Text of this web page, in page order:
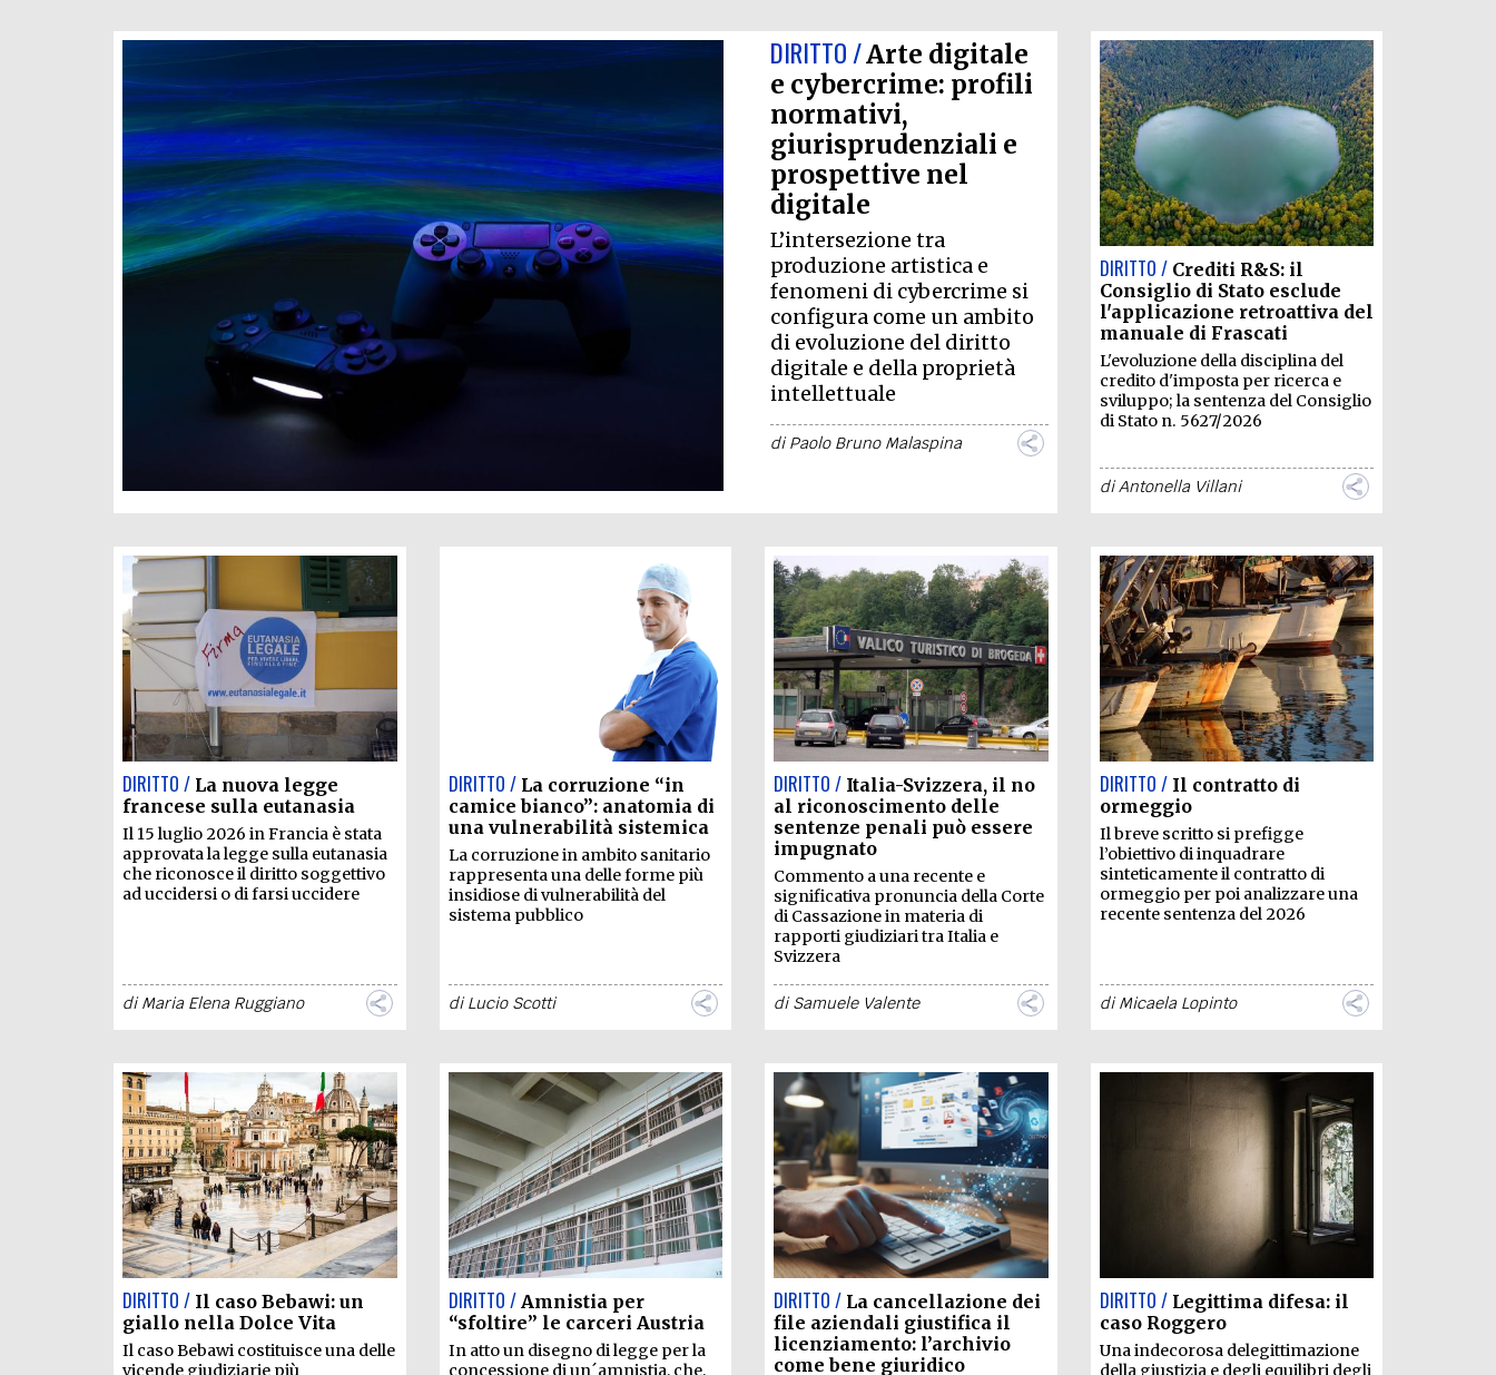
DIRITTO /Arte digitale
e cybercrime: profili
normativi,
giurisprudenziali e
prospettive nel
digitale
L’intersezione tra
produzione artistica e
fenomeni di cybercrime si
configura come un ambito
di evoluzione del diritto
digitale e della proprietà
intellettuale
diPaolo Bruno Malaspina
DIRITTO / Crediti R&S: il
Consiglio di Stato esclude
l'applicazione retroattiva del
manuale di Frascati
L'evoluzione della disciplina del
credito d'imposta per ricerca e
sviluppo; la sentenza del Consiglio
di Stato n. 5627/2026
diAntonella Villani
DIRITTO / La nuova legge
francese sulla eutanasia
Il 15 luglio 2026 in Francia è stata
approvata la legge sulla eutanasia
che riconosce il diritto soggettivo
ad uccidersi o di farsi uccidere
diMaria Elena Ruggiano
DIRITTO / La corruzione “in
camice bianco”: anatomia di
una vulnerabilità sistemica
La corruzione in ambito sanitario
rappresenta una delle forme più
insidiose di vulnerabilità del
sistema pubblico
diLucio Scotti
DIRITTO / Italia-Svizzera, il no
al riconoscimento delle
sentenze penali può essere
impugnato
Commento a una recente e
significativa pronuncia della Corte
di Cassazione in materia di
rapporti giudiziari tra Italia e
Svizzera
diSamuele Valente
DIRITTO / Il contratto di
ormeggio
Il breve scritto si prefigge
l’obiettivo di inquadrare
sinteticamente il contratto di
ormeggio per poi analizzare una
recente sentenza del 2026
diMicaela Lopinto
DIRITTO / Il caso Bebawi: un
giallo nella Dolce Vita
Il caso Bebawi costituisce una delle
vicende giudiziarie più
DIRITTO / Amnistia per
“sfoltire” le carceri Austria
In atto un disegno di legge per la
concessione di un´amnistia, che,
DIRITTO / La cancellazione dei
file aziendali giustifica il
licenziamento: l’archivio
come bene giuridico
DIRITTO / Legittima difesa: il
caso Roggero
Una indecorosa delegittimazione
della giustizia e degli equilibri degli